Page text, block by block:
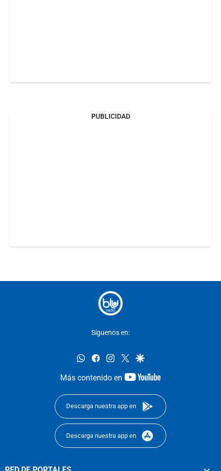
PUBLICIDAD
Síguenos en:
whatsappfacebookinstagram
twittergoogle
Más contenido en
youtube-
Descarga nuestra app en
Descarga nuestra app en